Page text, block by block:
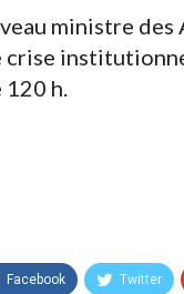
ministre
crise
h.
Facebook Twitter